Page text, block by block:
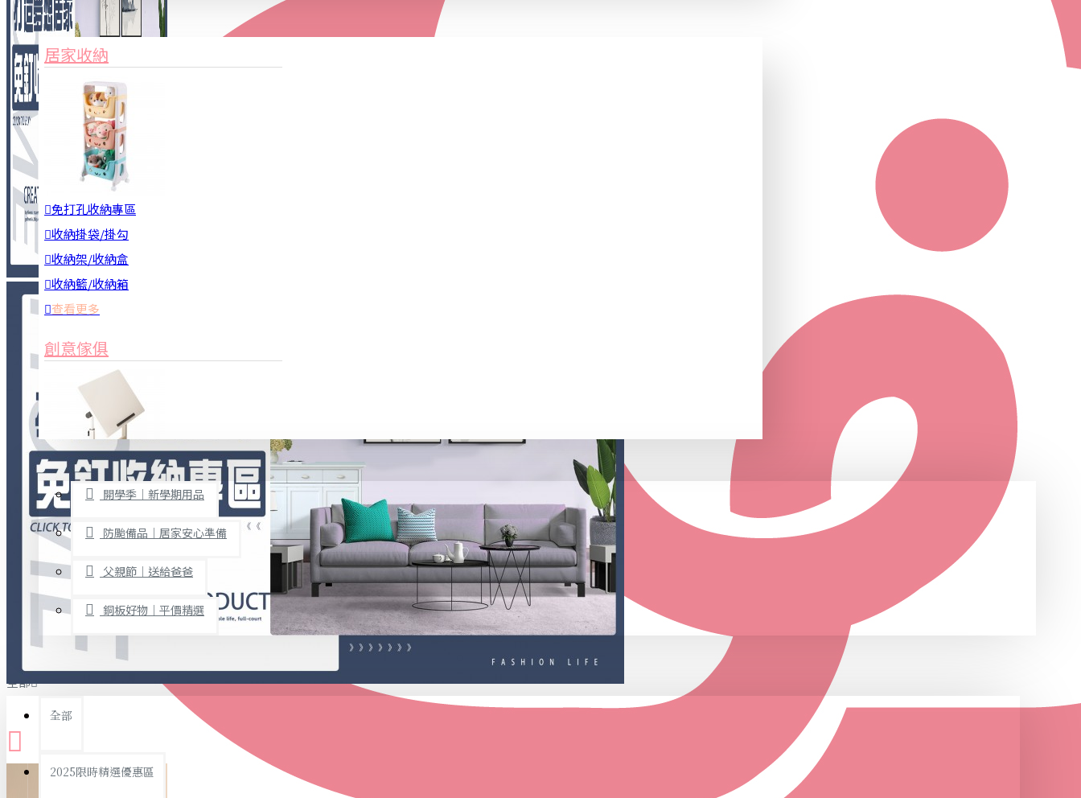
3C周邊
居家安全
居家清潔
查看更多
餐飲廚具
廚房收納
烘焙用具
隨身餐具
查看更多
文具禮品
事務用品
文具收納
書寫用品
衛浴用品
家俱&收納
居家收納
免打孔收納專區
收納掛袋/掛勾
收納架/收納盒
收納籃/收納箱
查看更多
創意傢俱
桌子/椅子
置物架/收納櫃
其他
免打孔收納專區
限時促銷
開學季｜新學期用品
防颱備品｜居家安心準備
父親節｜送給爸爸
銅板好物｜平價精選
全部
全部
2025限時精選優惠區